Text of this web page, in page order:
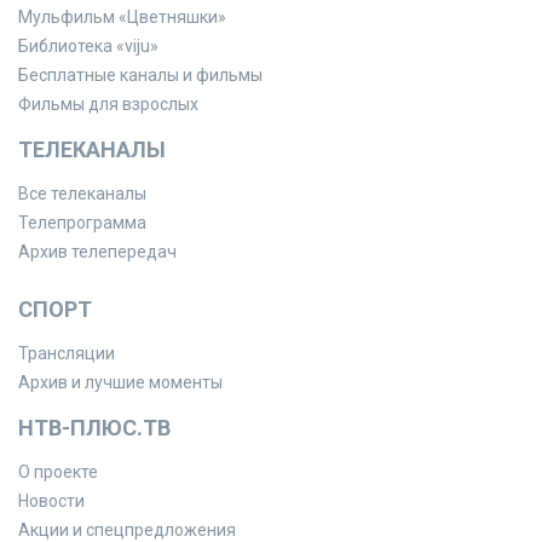
Мульфильм «Цветняшки»
Библиотека «viju»
Бесплатные каналы и фильмы
Фильмы для взрослых
ТЕЛЕКАНАЛЫ
Все телеканалы
Телепрограмма
Архив телепередач
СПОРТ
Трансляции
Архив и лучшие моменты
НТВ-ПЛЮС.ТВ
О проекте
Новости
Акции и спецпредложения